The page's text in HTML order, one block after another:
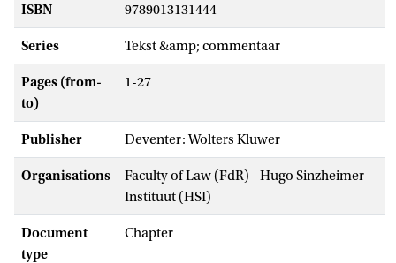
ISBN 9789013131444
Series Tekst &amp; commentaar
Pages (from-
to)
1-27
Publisher Deventer: Wolters Kluwer
Organisations
Faculty of Law (FdR) - Hugo Sinzheimer
Instituut (HSI)
Document
type
Chapter